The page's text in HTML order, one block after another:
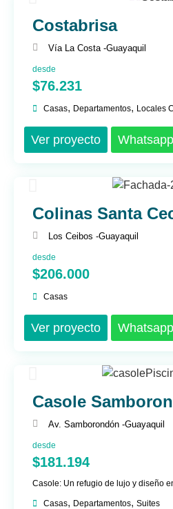
Costabrisa
Vía La Costa -Guayaquil
desde
$76.231
Casas, Departamentos, Locales
Ver proyecto Whatsapp
Colinas Santa
Los Ceibos -Guayaquil
desde
$206.000
Casas
Ver proyecto Whatsapp
Casole
Av. Samborondón -Guayaquil
desde
$181.194
Casole: Un refugio de lujo y diseño
Casas, Departamentos, Suites